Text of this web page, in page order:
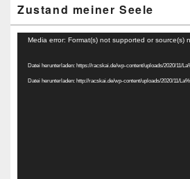
Zustand meiner Seele
Video-
Media error: Format(s) not supported or source(s)
Datei herunterladen: https://racskai.de/wp-content/uploads/2020/11/
Datei herunterladen: http://racskai.de/wp-content/uploads/2020/11/